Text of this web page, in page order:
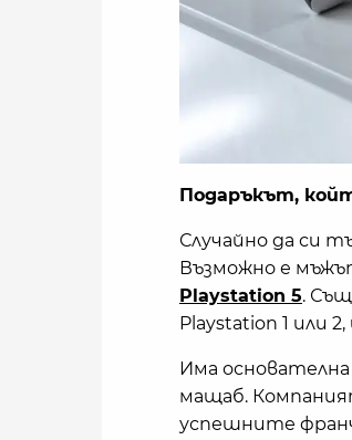
Подаръкът,
Случайно да си
Възможно е
Playstation 5.
Playstation 1 или
Има
мащаб.
успешните